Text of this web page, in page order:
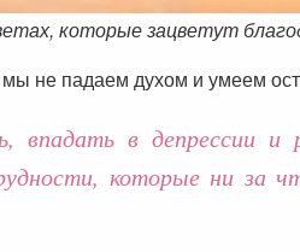
которые зацветут
не падаем духом и умеем
в депрессии и
которые ни за